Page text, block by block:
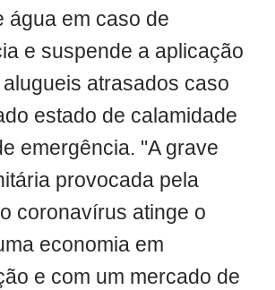
água em caso de
e suspende a aplicação
atrasados caso
estado de calamidade
emergência. "A grave
provocada pela
coronavírus atinge o
economia em
e com um mercado de